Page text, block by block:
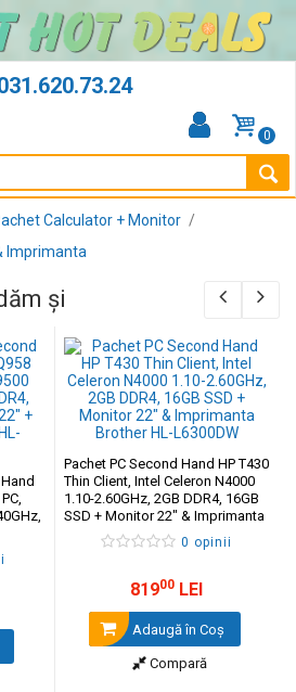
0
Calculator + Monitor
Imprimanta
și
Pachet PC Second Hand HP T430
Thin Client, Intel Celeron N4000
1.10-2.60GHz, 2GB DDR4, 16GB
SSD + Monitor 22" & Imprimanta
Brother HL-L6300DW
0 opinii
81900 LEI
Adaugă în Coş
Compară